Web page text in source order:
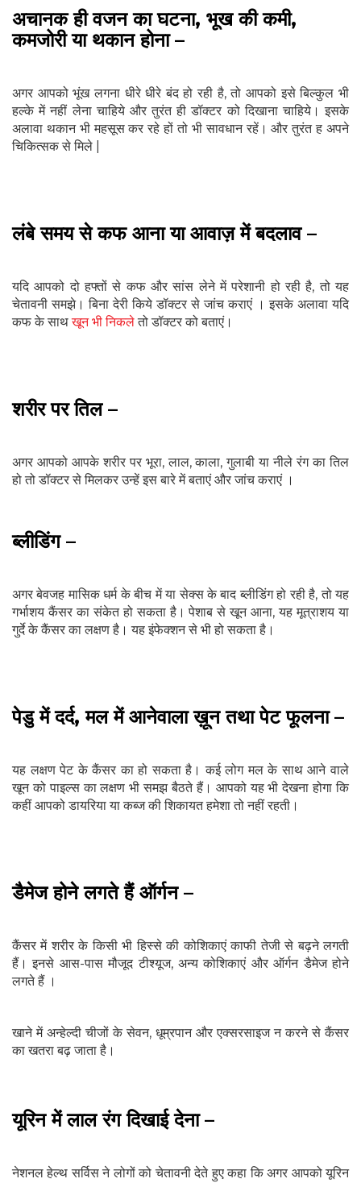
अचानक ही वजन का घटना, भूख की कमी,
कमजोरी या थकान होना –
अगर आपको भूंख लगना धीरे धीरे बंद हो रही है, तो आपको इसे बिल्‍कुल भी
हल्‍के में नहीं लेना चाहिये और तुरंत ही डॉक्‍टर को दिखाना चाहिये। इसके
अलावा थकान भी महसूस कर रहे हों तो भी सावधान रहें। और तुरंत ह अपने
चिकित्सक से मिले |
लंबे समय से कफ आना या आवाज़ में बदलाव –
यदि आपको दो हफ्तों से कफ और सांस लेने में परेशानी हो रही है, तो यह
चेतावनी समझे। बिना देरी किये डॉक्‍टर से जांच कराएं । इसके अलावा यदि
कफ के साथखून भी निकलेतो डॉक्‍टर को बताएं।
शरीर पर तिल –
अगर आपको आपके शरीर पर भूरा, लाल, काला, गुलाबी या नीले रंग का तिल
हो तो डॉक्‍टर से मिलकर उन्हें इस बारे में बताएं और जांच कराएं ।
ब्‍लीडिंग –
अगर बेवजह मासिक धर्म के बीच में या सेक्‍स के बाद ब्‍लीडिंग हो रही है, तो यह
गर्भाशय कैंसर का संकेत हो सकता है। पेशाब से खून आना, यह मूत्राशय या
गुर्दे के कैंसर का लक्षण है। यह इंफेक्‍शन से भी हो सकता है।
पेडु में दर्द, मल में आनेवाला ख़ून तथा पेट फूलना –
यह लक्षण पेट के कैंसर का हो सकता है। कई लोग मल के साथ आने वाले
खून को पाइल्‍स का लक्षण भी समझ बैठते हैं। आपको यह भी देखना होगा कि
कहीं आपको डायरिया या कब्‍ज की शिकायत हमेशा तो नहीं रहती।
डैमेज होने लगते हैं ऑर्गन –
कैंसर में शरीर के किसी भी हिस्से की कोशिकाएं काफी तेजी से बढ़ने लगती
हैं। इनसे आस-पास मौजूद टीश्यूज, अन्य कोशिकाएं और ऑर्गन डैमेज होने
लगते हैं ।
खाने में अन्हेल्दी चीजों के सेवन, धूम्रपान और एक्सरसाइज न करने से कैंसर
का खतरा बढ़ जाता है।
यूरिन में लाल रंग दिखाई देना –
नेशनल हेल्थ सर्विस ने लोगों को चेतावनी देते हुए कहा कि अगर आपको यूरिन